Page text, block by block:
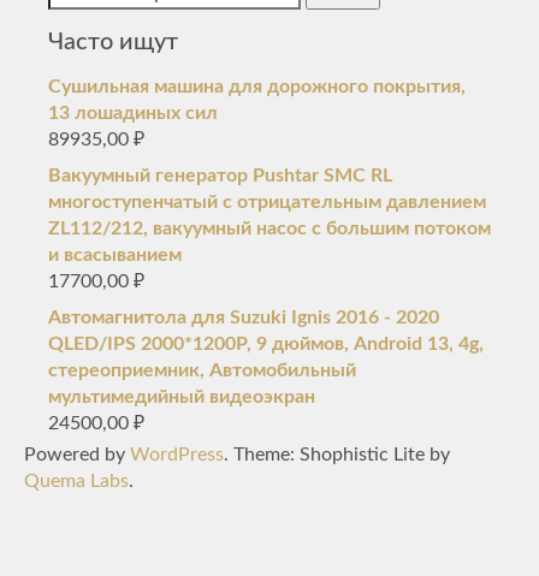
Часто ищут
Сушильная машина для дорожного покрытия,
13 лошадиных сил
89935,00 ₽
Вакуумный генератор Pushtar SMC RL
многоступенчатый с отрицательным давлением
ZL112/212, вакуумный насос с большим потоком
и всасыванием
17700,00 ₽
Автомагнитола для Suzuki Ignis 2016 - 2020
QLED/IPS 2000*1200P, 9 дюймов, Android 13, 4g,
стереоприемник, Автомобильный
мультимедийный видеоэкран
24500,00 ₽
Powered by WordPress. Theme: Shophistic Lite by
Quema Labs.